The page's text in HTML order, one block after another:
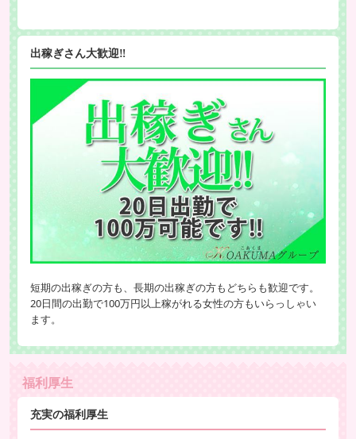
出稼ぎさん大歓迎‼
短期の出稼ぎの方も、長期の出稼ぎの方もどちらも歓迎です。
20日間の出勤で100万円以上稼がれる女性の方もいらっしゃい
ます。
福利厚生
充実の福利厚生